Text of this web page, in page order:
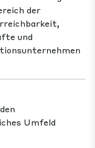
der
und
Umfeld